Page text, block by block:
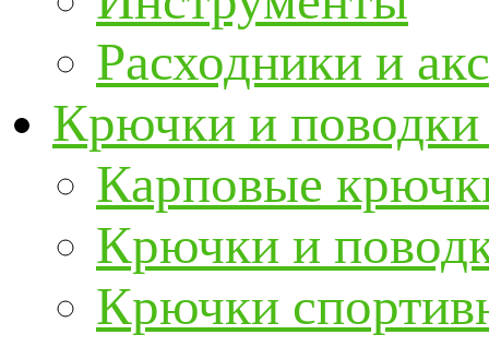
Расходники и
Крючки и
Карповые
Крючки и
Крючки